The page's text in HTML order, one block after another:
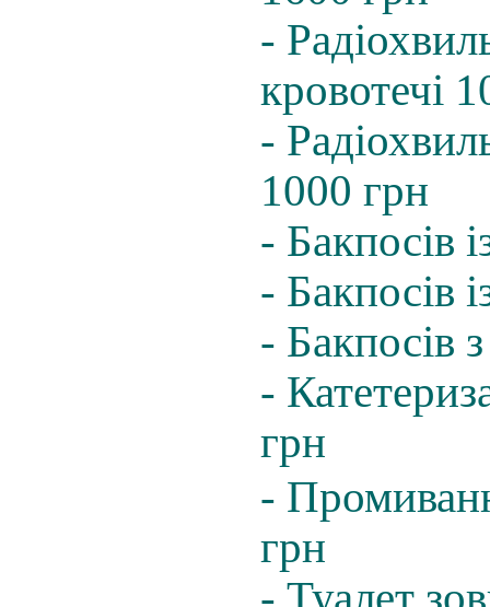
-
кровотечі
-
1000 грн
- Бакпосів
- Бакпосів
- Бакпосів
-
грн
-
грн